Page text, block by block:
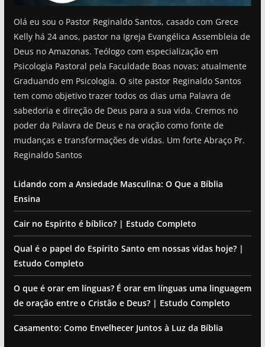
Olá eu sou o Pastor Reginaldo Santos, casado com Grece
Kelly há 24 anos, pastor na Igreja Evangélica Assembleia de
Deus no Amazonas. Teólogo com especialização em
Psicologia Pastoral pela Faculdade Boas novas; atualmente
Graduando em Psicologia. O site pastor Reginaldo Santos
tem como objetivo trazer todos os dias uma Palavra de
sabedoria e direção de Deus para a sua vida. Cremos no
poder da Palavra de Deus e na oração como fonte de
mudanças e transformações de vidas. Um forte Abraço Pr.
Reginaldo Santos
Lidando com a Ansiedade Masculina: O Que a Bíblia
Ensina
Cair no Espírito é bíblico? | Estudo Completo
Qual é o papel do Espírito Santo em nossas vidas hoje? |
Estudo Completo
O que é orar em línguas? É orar em línguas uma linguagem
de oração entre o Cristão e Deus? | Estudo Completo
Casamento: Como Envelhecer Juntos à Luz da Bíblia